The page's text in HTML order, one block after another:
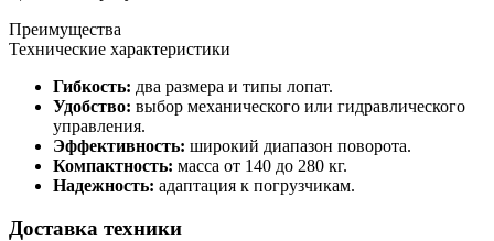
Преимущества
Технические характеристики
Гибкость: два размера и типы лопат.
Удобство: выбор механического или гидравлического
управления.
Эффективность: широкий диапазон поворота.
Компактность: масса от 140 до 280 кг.
Надежность: адаптация к погрузчикам.
Доставка техники